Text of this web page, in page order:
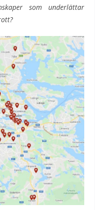
som underlättar